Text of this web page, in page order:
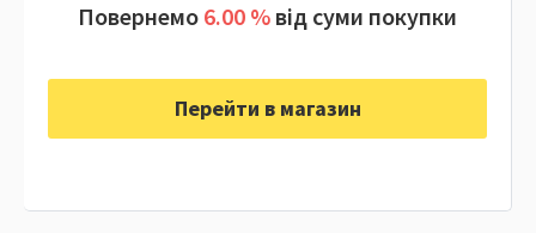
Повернемо 6.00 % від суми покупки